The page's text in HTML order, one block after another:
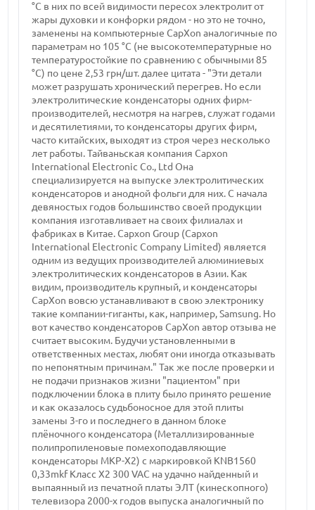
°C в них по всей видимости пересох электролит от
жары духовки и конфорки рядом - но это не точно,
заменены на компьютерные CapXon аналогичные по
параметрам но 105 °C (не высокотемпературные но
температуростойкие по сравнению с обычными 85
°C) по цене 2,53 грн/шт. далее цитата - "Эти детали
может разрушать хронический перегрев. Но если
электролитические конденсаторы одних фирм-
производителей, несмотря на нагрев, служат годами
и десятилетиями, то конденсаторы других фирм,
часто китайских, выходят из строя через несколько
лет работы. Тайваньская компания Capxon
International Electronic Co., Ltd Она
специализируется на выпуске электролитических
конденсаторов и анодной фольги для них. С начала
девяностых годов большинство своей продукции
компания изготавливает на своих филиалах и
фабриках в Китае. Capxon Group (Capxon
International Electronic Company Limited) является
одним из ведущих производителей алюминиевых
электролитических конденсаторов в Азии. Как
видим, производитель крупный, и конденсаторы
CapXon вовсю устанавливают в свою электронику
такие компании-гиганты, как, например, Samsung. Но
вот качество конденсаторов CapXon автор отзыва не
считает высоким. Будучи установленными в
ответственных местах, любят они иногда отказывать
по непонятным причинам." Так же после проверки и
не подачи признаков жизни "пациентом" при
подключении блока в плиту было принято решение
и как оказалось судьбоносное для этой плиты
замены 3-го и последнего в данном блоке
плёночного конденсатора (Металлизированные
полипропиленовые помехоподавляющие
конденсаторы MKP-X2) с маркировкой KNB1560
0,33mkf Класс X2 300 VAC на удачно найденный и
выпаянный из печатной платы ЭЛТ (кинескопного)
телевизора 2000-х годов выпуска аналогичный по